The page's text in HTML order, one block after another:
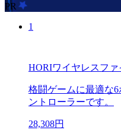
PR
1
HORIワイヤレスフ
格闘ゲームに最適な
ントローラーです。
28,308円